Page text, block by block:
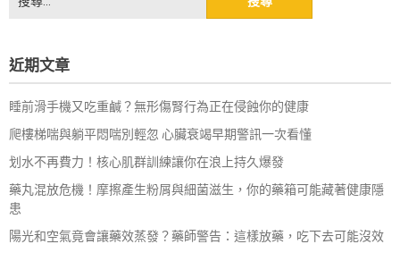
尋
字:
近期文章
睡前滑手機又吃重鹹？無形傷腎行為正在侵蝕你的健康
爬樓梯喘與躺平悶喘別輕忽 心臟衰竭早期警訊一次看懂
划水不再費力！核心肌群訓練讓你在浪上持久爆發
藥丸混放危機！摩擦產生粉屑與細菌滋生，你的藥箱可能藏著健康隱
患
陽光和空氣竟會讓藥效蒸發？藥師警告：這樣放藥，吃下去可能沒效